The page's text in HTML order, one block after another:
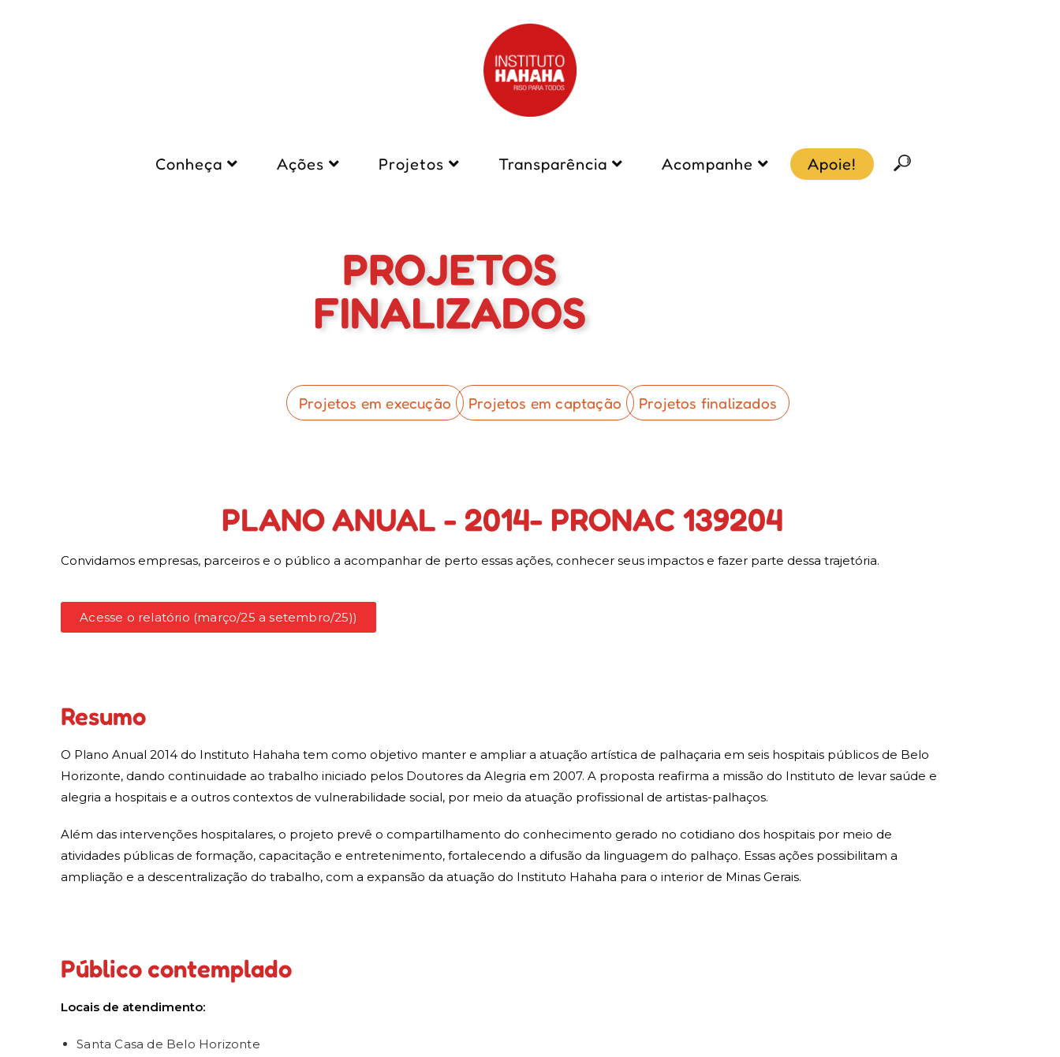
Conheça Ações Projetos Transparência Acompanhe Apoie!
PROJETOS
FINALIZADOS
Projetos em execução Projetos em captação Projetos finalizados
PLANO ANUAL - 2014- PRONAC 139204
Convidamos empresas, parceiros e o público a acompanhar de perto essas ações, conhecer seus impactos e fazer parte dessa trajetória.
Acesse o relatório (março/25 a setembro/25))
Resumo
O Plano Anual 2014 do Instituto Hahaha tem como objetivo manter e ampliar a atuação artística de palhaçaria em seis hospitais públicos de Belo
Horizonte, dando continuidade ao trabalho iniciado pelos Doutores da Alegria em 2007. A proposta reafirma a missão do Instituto de levar saúde e
alegria a hospitais e a outros contextos de vulnerabilidade social, por meio da atuação profissional de artistas-palhaços.
Além das intervenções hospitalares, o projeto prevê o compartilhamento do conhecimento gerado no cotidiano dos hospitais por meio de
atividades públicas de formação, capacitação e entretenimento, fortalecendo a difusão da linguagem do palhaço. Essas ações possibilitam a
ampliação e a descentralização do trabalho, com a expansão da atuação do Instituto Hahaha para o interior de Minas Gerais.
Público contemplado
Locais de atendimento:
Santa Casa de Belo Horizonte